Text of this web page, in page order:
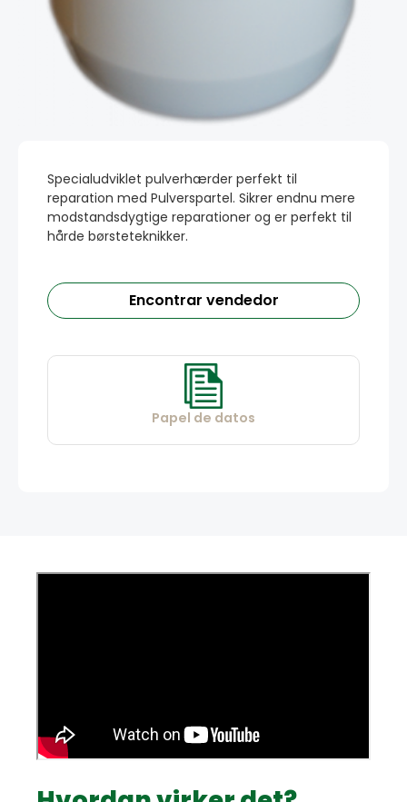
Specialudviklet pulverhærder perfekt til
reparation med Pulverspartel. Sikrer endnu mere
modstandsdygtige reparationer og er perfekt til
hårde børsteteknikker.
Encontrar vendedor
Papel de datos